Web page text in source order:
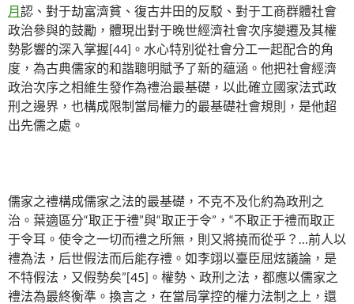
月認、對于劫富濟貧、復古井田的反駁、對于工商群體社會
政治參與的鼓勵，體現出對于晚世經濟社會次序變遷及其權
勢影響的深入掌握[44]。水心特別從社會分工一起配合的角
度，為古典儒家的和諧聰明賦予了新的蘊涵。他把社會經濟
政治次序之相維生發作為禮治最基礎，以此確立國家法式政
刑之邊界，也構成限制當局權力的最基礎社會規則，是他超
出先儒之處。
儒家之禮構成儒家之法的最基礎，不克不及化約為政刑之
治。葉適區分“取正于禮”與“取正于令”，“不取正于禮而取正
于令耳。使令之一切而禮之所無，則又將撓而從乎？…前人以
禮為法，后世假法而后能存禮。如李翊以臺臣屈炫議論，是
不特假法，又假勢矣”[45]。權勢、政刑之法，都應以儒家之
禮法為最終衡準。換言之，在當局掌控的權力法制之上，還